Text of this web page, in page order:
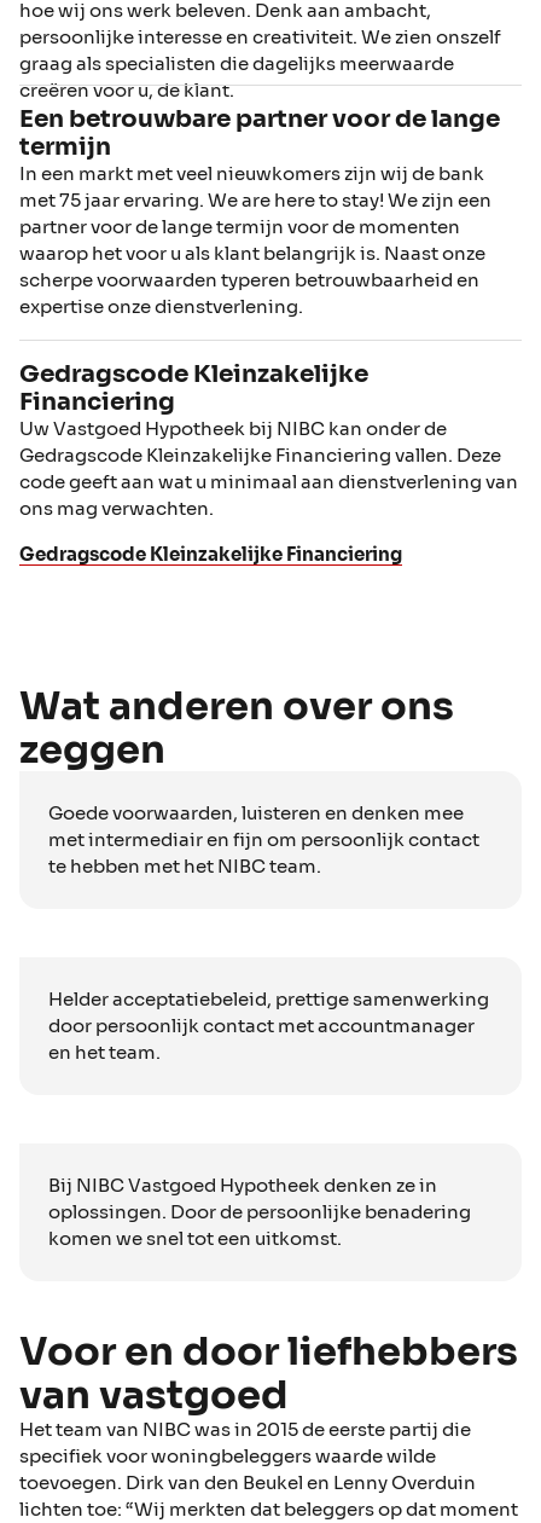
hoe wij ons werk beleven. Denk aan ambacht,
persoonlijke interesse en creativiteit. We zien onszelf
graag als specialisten die dagelijks meerwaarde
creëren voor u, de klant.
Een betrouwbare partner voor de lange
termijn
In een markt met veel nieuwkomers zijn wij de bank
met 75 jaar ervaring. We are here to stay! We zijn een
partner voor de lange termijn voor de momenten
waarop het voor u als klant belangrijk is. Naast onze
scherpe voorwaarden typeren betrouwbaarheid en
expertise onze dienstverlening.
Gedragscode Kleinzakelijke
Financiering
Uw Vastgoed Hypotheek bij NIBC kan onder de
Gedragscode Kleinzakelijke Financiering vallen. Deze
code geeft aan wat u minimaal aan dienstverlening van
ons mag verwachten.
Gedragscode Kleinzakelijke Financiering
Wat anderen over ons
zeggen
Goede voorwaarden, luisteren en denken mee
met intermediair en fijn om persoonlijk contact
te hebben met het NIBC team.
Helder acceptatiebeleid, prettige samenwerking
door persoonlijk contact met accountmanager
en het team.
Bij NIBC Vastgoed Hypotheek denken ze in
oplossingen. Door de persoonlijke benadering
komen we snel tot een uitkomst.
Voor en door liefhebbers
van vastgoed
Het team van NIBC was in 2015 de eerste partij die
specifiek voor woningbeleggers waarde wilde
toevoegen. Dirk van den Beukel en Lenny Overduin
lichten toe: “Wij merkten dat beleggers op dat moment